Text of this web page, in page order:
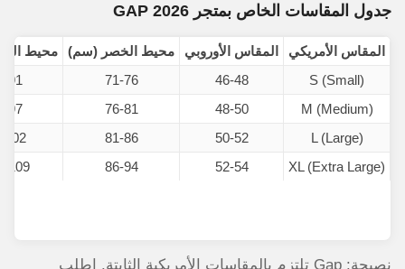
جدول المقاسات الخاص بمتجر GAP 2026
المقاس الأمريكي المقاس الأوروبي محيط الخصر (سم)
محيط
S (Small)
46-48
71-76
91
M (Medium)
48-50
76-81
97
L (Large)
50-52
81-86
102
XL (Extra Large)
52-54
86-94
109
نصيحة: Gap تلتزم بالمقاسات الأمريكية الثابتة. اطلب